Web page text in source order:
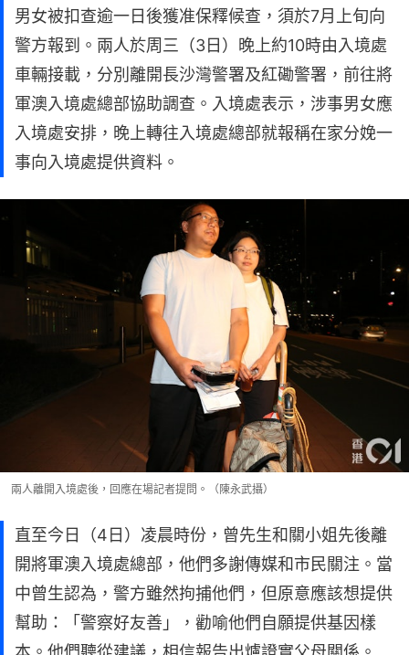
男女被扣查逾一日後獲准保釋候查，須於7月上旬向
警方報到。兩人於周三（3日）晚上約10時由入境處
車輛接載，分別離開長沙灣警署及紅磡警署，前往將
軍澳入境處總部協助調查。入境處表示，涉事男女應
入境處安排，晚上轉往入境處總部就報稱在家分娩一
事向入境處提供資料。
兩人離開入境處後，回應在場記者提問。（陳永武攝）
直至今日（4日）凌晨時份，曾先生和關小姐先後離
開將軍澳入境處總部，他們多謝傳媒和市民關注。當
中曾生認為，警方雖然拘捕他們，但原意應該想提供
幫助：「警察好友善」，勸喻他們自願提供基因樣